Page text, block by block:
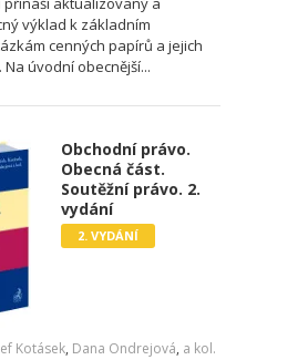
výklad k základním
cenných papírů a jejich
úvodní obecnější...
Obchodní právo.
Obecná část.
Soutěžní právo. 2.
vydání
2. VYDÁNÍ
Kotásek, Dana Ondrejová, a kol.